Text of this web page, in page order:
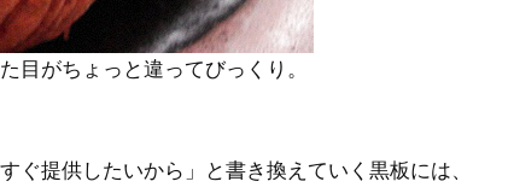
目がちょっと違ってびっくり。
ぐ提供したいから」と書き換えていく黒板には、